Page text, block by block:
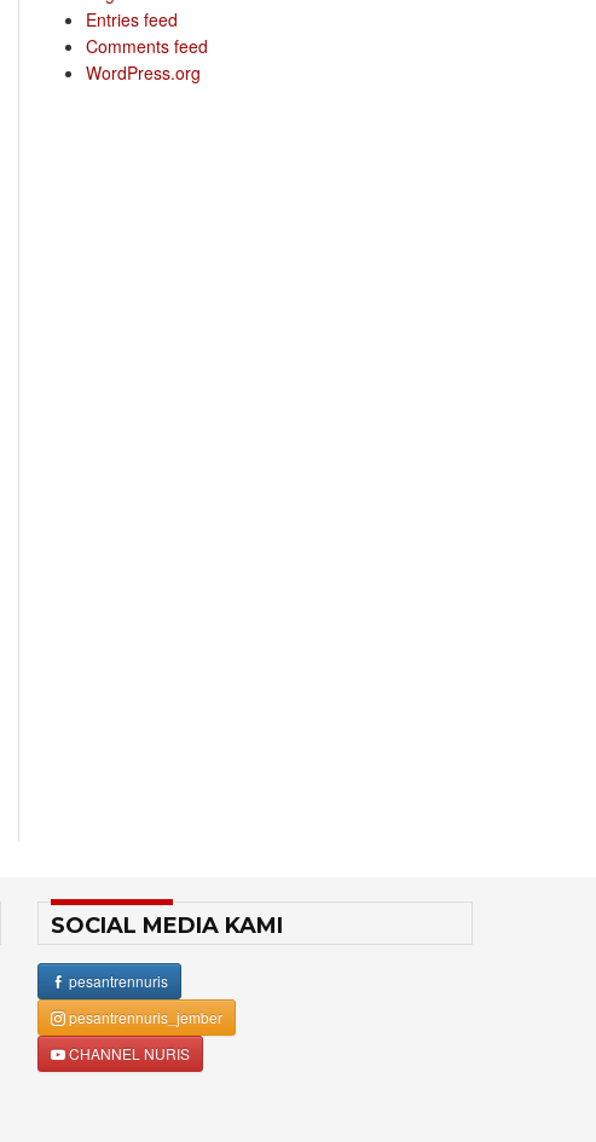
Entries feed
Comments feed
WordPress.org
SOCIAL MEDIA KAMI
pesantrennuris
pesantrennuris_jember
CHANNEL NURIS